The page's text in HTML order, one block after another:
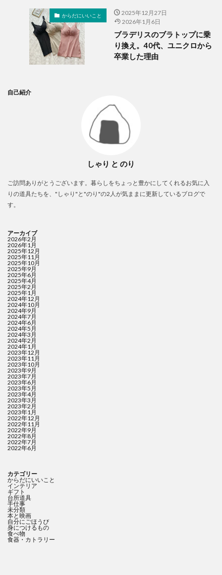
からだにいいこと
2025年12月27日
2026年1月6日
ブラデリスのブラトップに乗
り換え。40代、ユニクロから
卒業した理由
自己紹介
しゃり と のり
ご訪問ありがとうございます。暮らしをちょっと豊かにしてくれるお気に入
りの道具たちを、"しゃり"と"のり"の2人が気ままに更新しているブログで
す。
アーカイブ
2026年2月
2026年1月
2025年12月
2025年11月
2025年10月
2025年9月
2025年6月
2025年4月
2025年2月
2025年1月
2024年12月
2024年10月
2024年9月
2024年7月
2024年6月
2024年5月
2024年3月
2024年2月
2024年1月
2023年12月
2023年11月
2023年10月
2023年9月
2023年7月
2023年6月
2023年5月
2023年4月
2023年3月
2023年2月
2023年1月
2022年12月
2022年11月
2022年9月
2022年8月
2022年7月
2022年6月
カテゴリー
からだにいいこと
インテリア
ギフト
台所道具
手仕事
未分類
本と映画
自分にごほうび
身につけるもの
食べ物
食器・カトラリー